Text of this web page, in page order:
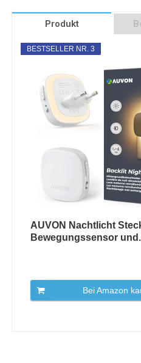
Produkt
BESTSELLER NR. 3
AUVON Nachtlicht
Bewegungssensor
Bei Amazon